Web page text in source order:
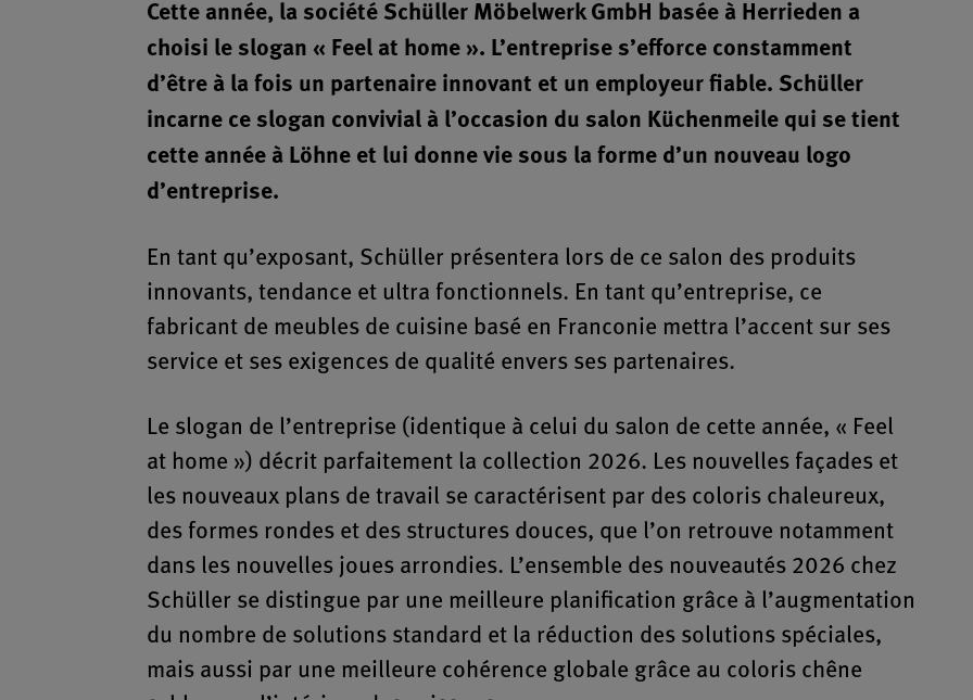
Cette année, la société Schüller Möbelwerk GmbH basée à Herrieden a
choisi le slogan « Feel at home ». L’entreprise s’efforce constamment
d’être à la fois un partenaire innovant et un employeur fiable. Schüller
incarne ce slogan convivial à l’occasion du salon Küchenmeile qui se tient
cette année à Löhne et lui donne vie sous la forme d’un nouveau logo
d’entreprise.
En tant qu’exposant, Schüller présentera lors de ce salon des produits
innovants, tendance et ultra fonctionnels. En tant qu’entreprise, ce
fabricant de meubles de cuisine basé en Franconie mettra l’accent sur ses
service et ses exigences de qualité envers ses partenaires.
Le slogan de l’entreprise (identique à celui du salon de cette année, « Feel
at home ») décrit parfaitement la collection 2026. Les nouvelles façades et
les nouveaux plans de travail se caractérisent par des coloris chaleureux,
des formes rondes et des structures douces, que l’on retrouve notamment
dans les nouvelles joues arrondies. L’ensemble des nouveautés 2026 chez
Schüller se distingue par une meilleure planification grâce à l’augmentation
du nombre de solutions standard et la réduction des solutions spéciales,
mais aussi par une meilleure cohérence globale grâce au coloris chêne